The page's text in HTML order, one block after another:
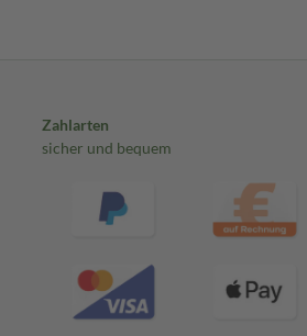
Zahlarten
sicher und bequem